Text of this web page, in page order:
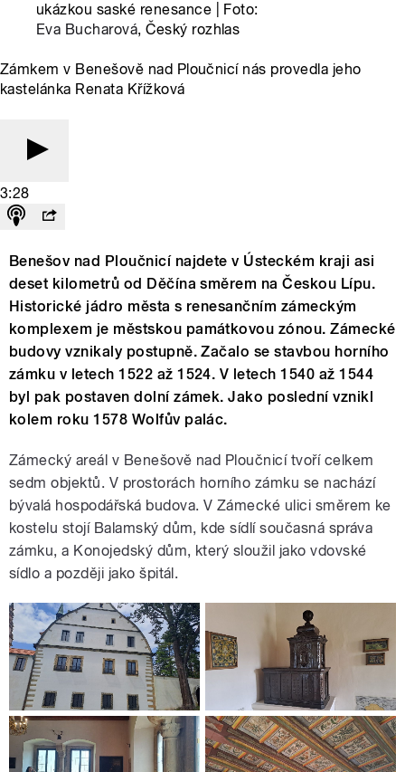
ukázkou saské renesance | Foto:
Eva Bucharová, Český rozhlas
Zámkem v Benešově nad Ploučnicí nás provedla jeho
kastelánka Renata Křížková
3:28
Benešov nad Ploučnicí najdete v Ústeckém kraji asi
deset kilometrů od Děčína směrem na Českou Lípu.
Historické jádro města s renesančním zámeckým
komplexem je městskou památkovou zónou. Zámecké
budovy vznikaly postupně. Začalo se stavbou horního
zámku v letech 1522 až 1524. V letech 1540 až 1544
byl pak postaven dolní zámek. Jako poslední vznikl
kolem roku 1578 Wolfův palác.
Zámecký areál v Benešově nad Ploučnicí tvoří celkem
sedm objektů. V prostorách horního zámku se nachází
bývalá hospodářská budova. V Zámecké ulici směrem ke
kostelu stojí Balamský dům, kde sídlí současná správa
zámku, a Konojedský dům, který sloužil jako vdovské
sídlo a později jako špitál.